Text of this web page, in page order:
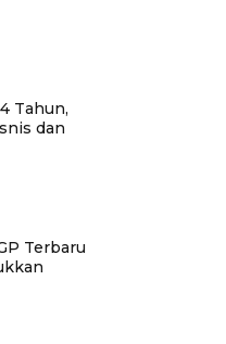
Tahun,
dan
Terbaru